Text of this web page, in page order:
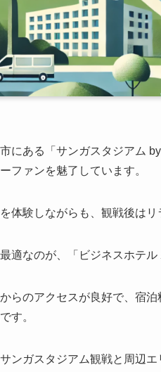
にある「サンガスタジアム
ファンを魅了しています。
体験しながらも、観戦後は
適なのが、「ビジネスホテル
らのアクセスが良好で、宿
す。
ンガスタジアム観戦と周辺